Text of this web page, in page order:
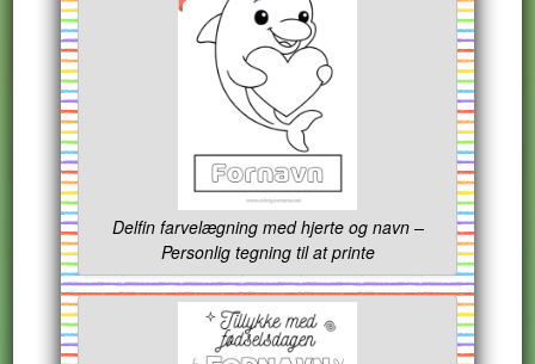
Delfin farvelægning med hjerte og navn –
Personlig tegning til at printe